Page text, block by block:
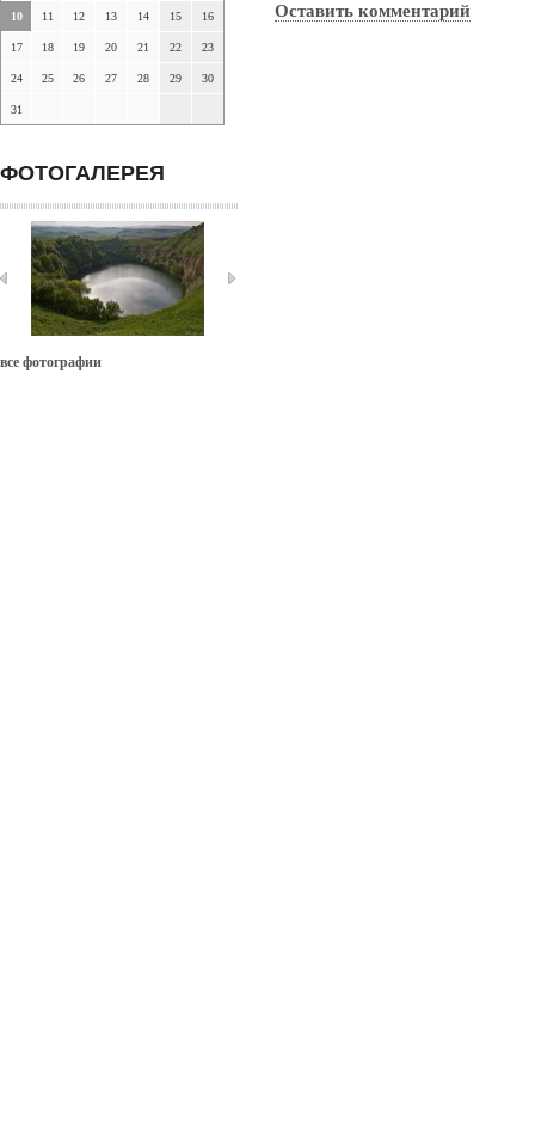
10 11 12 13 14 15 16
17 18 19 20 21 22 23
24 25 26 27 28 29 30
31
ФОТОГАЛЕРЕЯ
все фотографии
Оставить комментарий